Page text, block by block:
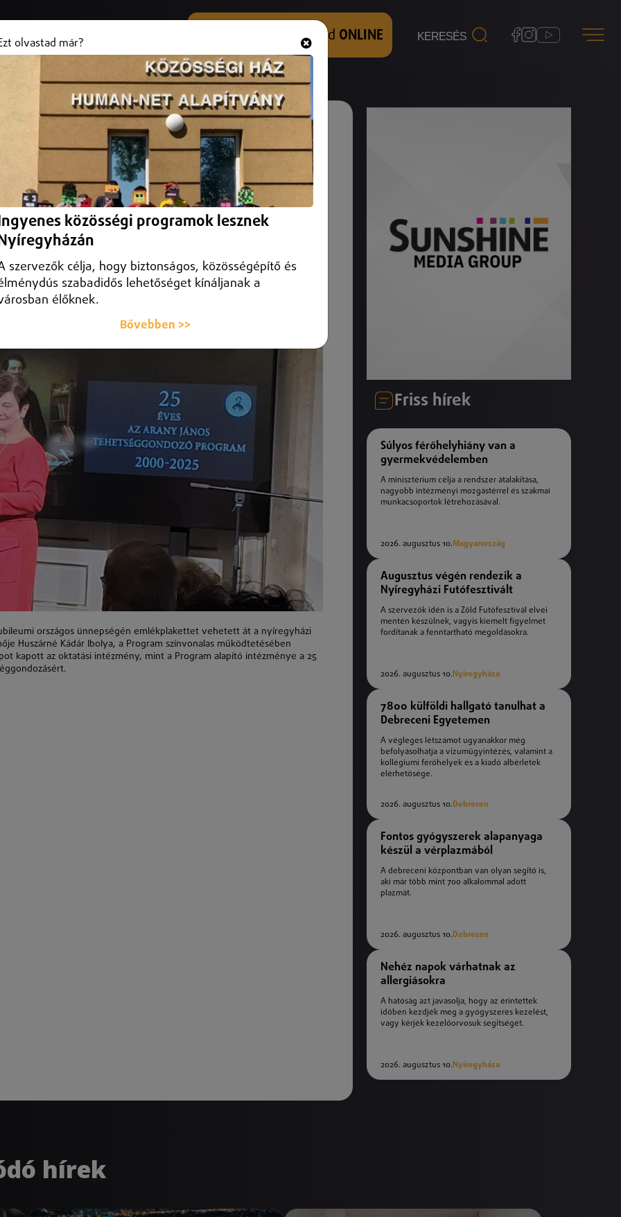
+36 (20) 316 3000 Hallgasd és nézd ONLINE
alapító intézménye a 25 éves szakmai munkáért és a magas
országos ünnepségén emlékplakettet vehetett át a nyíregyházi
Huszárné Kádár Ibolya, a Program színvonalas működtetésében
kapott az oktatási intézmény, mint a Program alapító intézménye a 25
Friss hírek
Súlyos férőhelyhiány van a
gyermekvédelemben
A minisztérium célja a rendszer átalakítása,
nagyobb intézményi mozgástérrel és szakmai
munkacsoportok létrehozásával.
2026. augusztus 10.Magyarország
Augusztus végén rendezik a
Nyíregyházi Futófesztivált
A szervezők idén is a Zöld Futófesztivál elvei
mentén készülnek, vagyis kiemelt figyelmet
fordítanak a fenntartható megoldásokra.
2026. augusztus 10. Nyíregyháza
7800 külföldi hallgató tanulhat a
Debreceni Egyetemen
A végleges létszámot ugyanakkor még
befolyásolhatja a vízumügyintézés, valamint a
kollégiumi férőhelyek és a kiadó albérletek
elérhetősége.
2026. augusztus 10.Debrecen
Fontos gyógyszerek alapanyaga
készül a vérplazmából
A debreceni központban van olyan segítő is,
aki már több mint 700 alkalommal adott
plazmát.
2026. augusztus 10.Debrecen
Nehéz napok várhatnak az
allergiásokra
A hatóság azt javasolja, hogy az érintettek
időben kezdjék meg a gyógyszeres kezelést,
vagy kérjék kezelőorvosuk segítségét.
2026. augusztus 10. Nyíregyháza
hírek
olvastad már?
Ingyenes közösségi programok lesznek
Nyíregyházán
szervezők célja, hogy biztonságos, közösségépítő és
szabadidős lehetőséget kínáljanak a
élőknek.
Bővebben >>